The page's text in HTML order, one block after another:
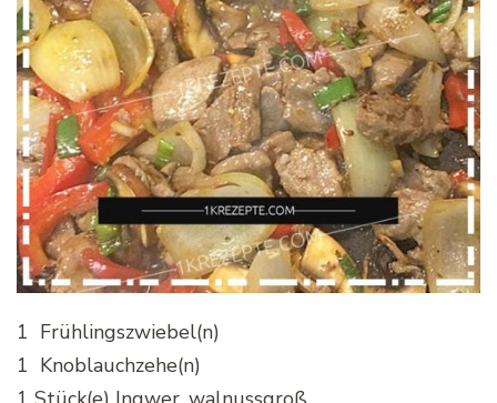
1 Frühlingszwiebel(n)
1 Knoblauchzehe(n)